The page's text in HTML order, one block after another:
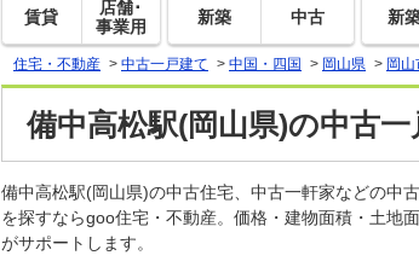
賃貸
店舗･
事業用
新築 中古 新
住宅・不動産 > 中古一戸建て > 中国・四国 > 岡山県 > 岡山
備中高松駅(岡山県)の中古
備中高松駅(岡山県)の中古住宅、中古一軒家などの中
を探すならgoo住宅・不動産。価格・建物面積・土地
がサポートします。